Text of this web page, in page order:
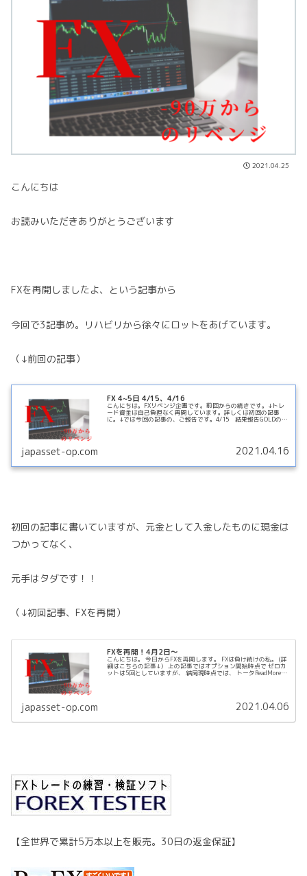
2021.04.25
こんにちは
お読みいただきありがとうございます
FXを再開しましたよ、という記事から
今回で3記事め。リハビリから徐々にロットをあげています。
（↓前回の記事）
FX 4~5日 4/15、4/16
こんにちは。FXリベンジ企画です。前回からの続きです。↓トレ
ード資金は自己負担なく再開しています。詳しくは初回の記事
に。↓では今回の記事の、ご報告です。4/15 結果報告GOLDのト
japasset-op.com 2021.04.16
初回の記事に書いていますが、元金として入金したものに現金は
つかってなく、
元手はタダです！！
（↓初回記事、FXを再開）
FXを再開！4月2日～
こんにちは。 今日からFXを再開します。 FXは負け続けの私。 (詳
細はこちらの記事↓） 上の記事ではオプション開始時点で ゼロカ
ットは5回としていますが、 結局現時点では、 トータReadMore…
japasset-op.com 2021.04.06
【全世界で累計5万本以上を販売。30日の返金保証】